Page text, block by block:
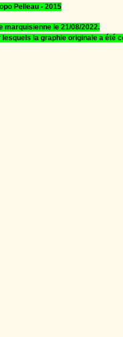
Pelleau - 2015
marquisienne le 21/08/2022.
la graphie originale a été